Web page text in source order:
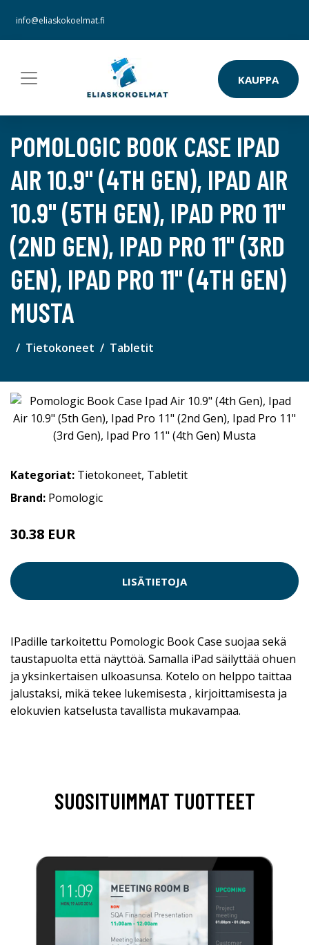
info@eliaskokoelmat.fi
KAUPPA
POMOLOGIC BOOK CASE IPAD
AIR 10.9" (4TH GEN), IPAD AIR
10.9" (5TH GEN), IPAD PRO 11"
(2ND GEN), IPAD PRO 11" (3RD
GEN), IPAD PRO 11" (4TH GEN)
MUSTA
Tietokoneet Tabletit
Kategoriat: Tietokoneet, Tabletit
Brand: Pomologic
30.38 EUR
LISÄTIETOJA
IPadille tarkoitettu Pomologic Book Case suojaa sekä
taustapuolta että näyttöä. Samalla iPad säilyttää ohuen
ja yksinkertaisen ulkoasunsa. Kotelo on helppo taittaa
jalustaksi, mikä tekee lukemisesta , kirjoittamisesta ja
elokuvien katselusta tavallista mukavampaa.
SUOSITUIMMAT TUOTTEET